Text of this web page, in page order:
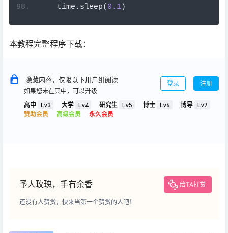
    time
. sleep( 0.1)
本教程完整程序下载：
隐藏内容，仅限以下用户组阅读
如果您未在其中，可以升级
高中
Lv3 大学 Lv4 研究生 Lv5 博士 Lv6 博导 Lv7
赞助会员
高级会员 永久会员
登录 注册
予人玫瑰，手有余香 给TA打赏
还没有人赞赏，快来当第一个赞赏的人吧！